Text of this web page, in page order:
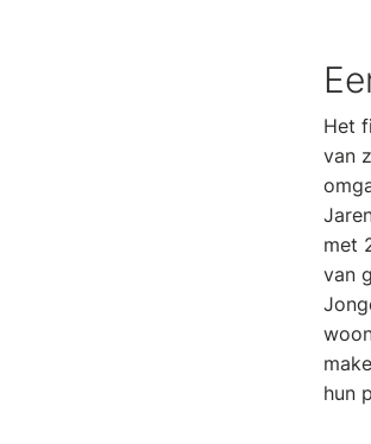
Het
van
met
van
hun